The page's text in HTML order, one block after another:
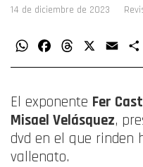
14 de diciembre de 2023
WhatsAppFacebookThreads Email
El exponente Fer
Misael Velásquez,
dvd en el que rinden
vallenato.